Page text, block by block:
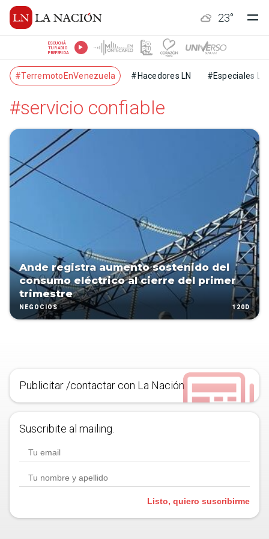
23°
ESCUCHÁ
TU RADIO
PREFERIDA
#TerremotoEnVenezuela #Hacedores LN #Especiales LN
#servicio confiable
Ande registra aumento sostenido del
consumo eléctrico al cierre del primer
trimestre
NEGOCIOS 120D
Publicitar /contactar con La Nación
Suscribite al mailing.
Listo, quiero suscribirme